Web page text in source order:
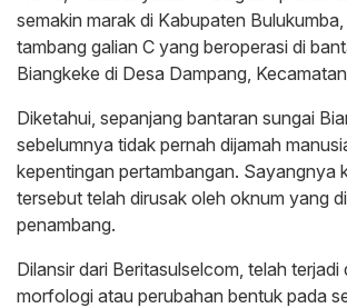
semakin marak di Kabupaten
tambang galian C yang beroperasi di
Biangkeke di Desa Dampang,
Diketahui, sepanjang bantaran sungai
sebelumnya tidak pernah dijamah
kepentingan pertambangan. Sayangnya
tersebut telah dirusak oleh oknum yang
penambang.
Dilansir dari Beritasulselcom, telah terjadi
morfologi atau perubahan bentuk pada